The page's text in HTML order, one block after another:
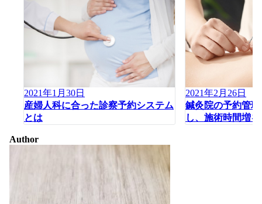
2021年1月30日
産婦人科に合った診察予約システム
とは
2021年2月26日
鍼灸院の予約管
し、施術時間増
Author